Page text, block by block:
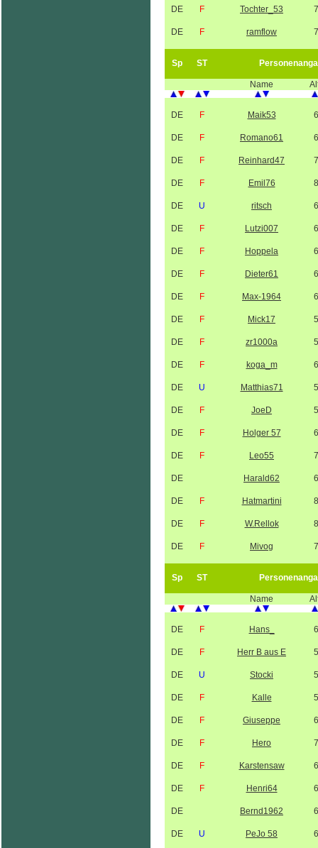
DE F Tochter_53
DE F ramflow
Sp ST
Name
DE F Maik53
DE F Romano61
DE F Reinhard47
DE F Emil76
DE U ritsch
DE F Lutzi007
DE F Hoppela
DE F Dieter61
DE F Max-1964
DE F Mick17
DE F zr1000a
DE F koga_m
DE U Matthias71
DE F JoeD
DE F Holger 57
DE F Leo55
DE Harald62
DE F Hatmartini
DE F W.Rellok
DE F Mivog
Sp ST
Name
DE F Hans_
DE F Herr B aus E
DE U Stocki
DE F Kalle
DE F Giuseppe
DE F Hero
DE F Karstensaw
DE F Henri64
DE Bernd1962
DE U PeJo 58